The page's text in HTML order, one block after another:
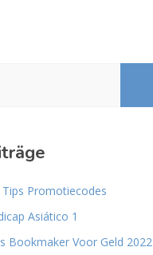
Promotiecodes
Asiático 1
Bookmaker Voor Geld 2022